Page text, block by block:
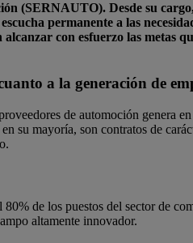
(SERNAUTO). Desde su
permanente a las
con esfuerzo las metas
a la generación de
de automoción genera
su mayoría, son contratos de
de los puestos del sector de
altamente innovador.